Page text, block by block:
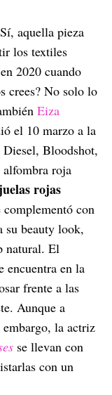
aquella pieza
los textiles
2020 cuando
crees? No solo lo
Eiza
el 10 marzo a la
Bloodshot,
roja
rojas
complementó con
su beauty look,
natural. El
encuentra en la
frente a las
Aunque a
la actriz
se llevan con
con un